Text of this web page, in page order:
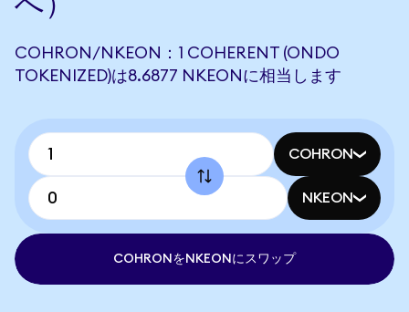
COHRON/NKEON：1 COHERENT (ONDO
TOKENIZED)は8.6877 NKEONに相当します
COHRON
NKEON
COHRONをNKEONにスワップ